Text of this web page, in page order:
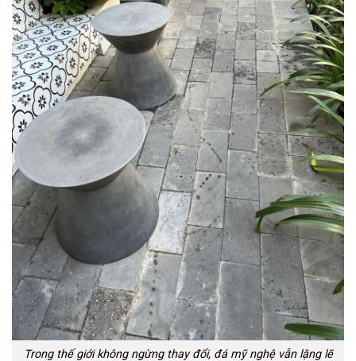
Trong thế giới không ngừng thay đổi, đá mỹ nghệ vẫn lặng lẽ